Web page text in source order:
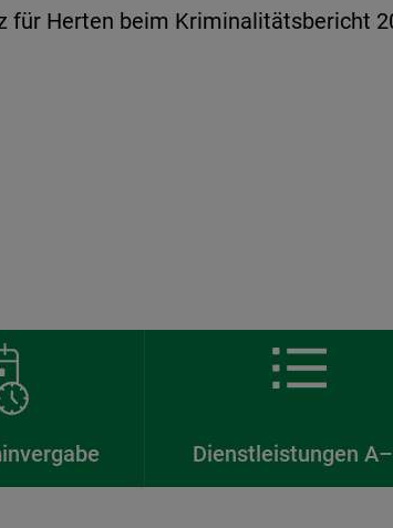
für Herten beim Kriminalitätsbericht
Dienstleistungen